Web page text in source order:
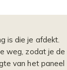
is die je afdekt.
weg, zodat je de
van het paneel